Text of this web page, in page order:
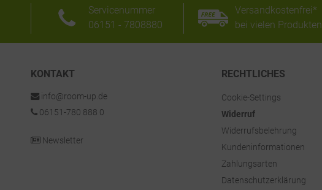
Servicenummer
06151 - 7808880
Versandkostenfrei*
bei vielen Produkten
KONTAKT
info@room-up.de
06151-780 888 0
Newsletter
RECHTLICHES
Cookie-Settings
Widerruf
Widerrufsbelehrung
Kundeninformationen
Zahlungsarten
Datenschutzerklärung